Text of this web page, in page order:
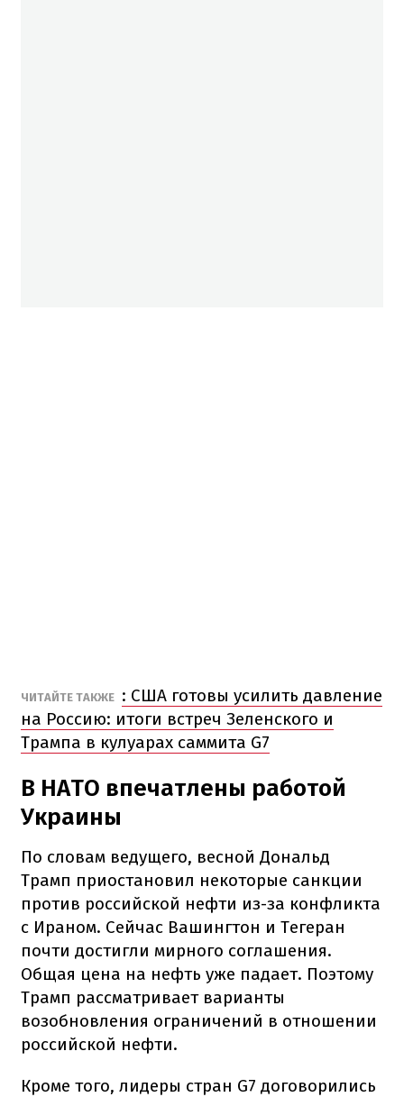
ЧИТАЙТЕ ТАКЖЕ : США готовы усилить давление
на Россию: итоги встреч Зеленского и
Трампа в кулуарах саммита G7
В НАТО впечатлены работой
Украины
По словам ведущего, весной Дональд
Трамп приостановил некоторые санкции
против российской нефти из-за конфликта
с Ираном. Сейчас Вашингтон и Тегеран
почти достигли мирного соглашения.
Общая цена на нефть уже падает. Поэтому
Трамп рассматривает варианты
возобновления ограничений в отношении
российской нефти.
Кроме того, лидеры стран G7 договорились